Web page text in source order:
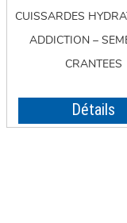
CUISSARDES
ADDICTION –
CRANTEES
Détails